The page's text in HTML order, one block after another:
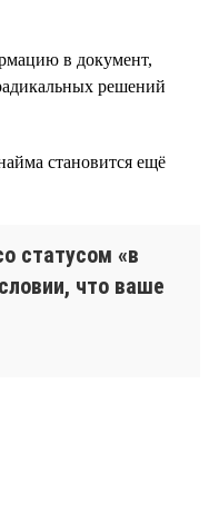
в документ,
решений
становится ещё
статусом «в
что ваше